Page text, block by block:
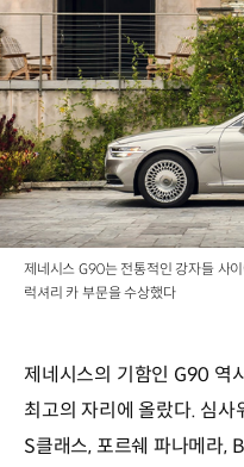
제네시스 G90는 전통적인 강자들 사
럭셔리 카 부문을 수상했다
제네시스의 기함인 G90 역
최고의 자리에 올랐다. 심
S클래스, 포르쉐 파나메라,